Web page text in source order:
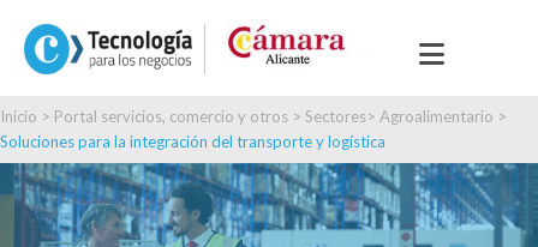
Inicio > Portal servicios, comercio y otros > Sectores> Agroalimentario >
Soluciones para la integración del transporte y logística